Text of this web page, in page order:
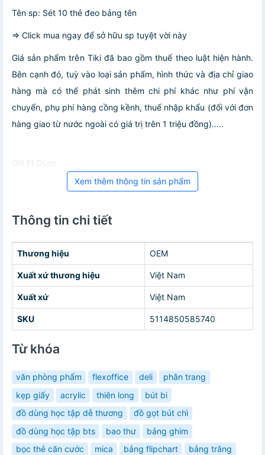
Tên sp: Sét 10 thẻ đeo bảng tên
=> Click mua ngay để sở hữu sp tuyệt vời này
Giá sản phẩm trên Tiki đã bao gồm thuế theo luật hiện hành.
Bên cạnh đó, tuỳ vào loại sản phẩm, hình thức và địa chỉ giao
hàng mà có thể phát sinh thêm chi phí khác như phí vận
chuyển, phụ phí hàng cồng kềnh, thuế nhập khẩu (đối với đơn
hàng giao từ nước ngoài có giá trị trên 1 triệu đồng).....
Giá FLQLon
Xem thêm thông tin sản phẩm
Thông tin chi tiết
Thương hiệu OEM
Xuất xứ thương hiệu Việt Nam
Xuất xứ Việt Nam
SKU 5114850585740
Từ khóa
văn phòng phẩm flexoffice deli
phân trang
kẹp giấy
acrylic thiên long
bút bi
đồ dùng học tập dễ thương
đồ gọt bút chì
đồ dùng học tập bts
bao thư
bảng ghim
bọc thẻ căn cước
mica bảng flipchart
bảng trắng